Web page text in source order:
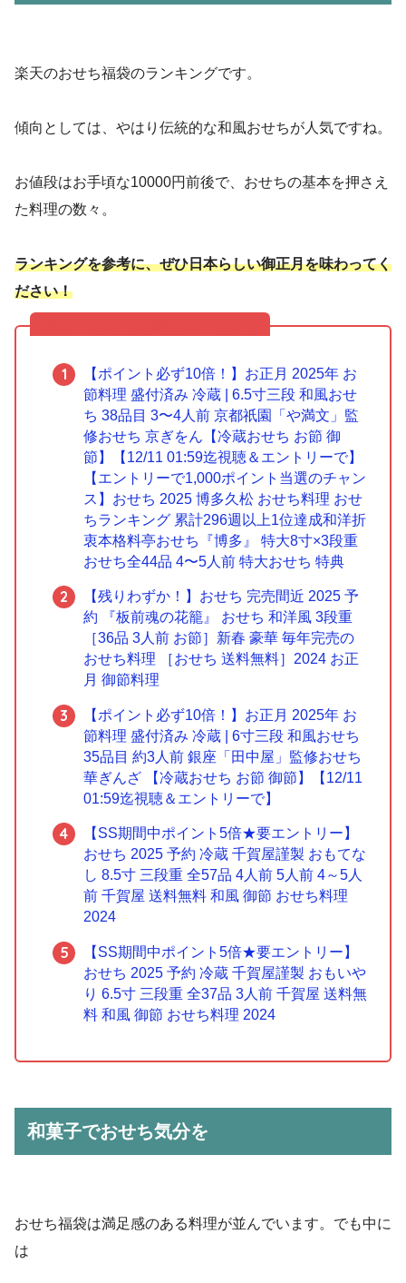
楽天のおせち福袋のランキングです。
傾向としては、やはり伝統的な和風おせちが人気ですね。
お値段はお手頃な10000円前後で、おせちの基本を押さえ
た料理の数々。
ランキングを参考に、ぜひ日本らしい御正月を味わってく
ださい！
【ポイント必ず10倍！】お正月 2025年 お
節料理 盛付済み 冷蔵 | 6.5寸三段 和風おせ
ち 38品目 3〜4人前 京都祇園「や満文」監
修おせち 京ぎをん【冷蔵おせち お節 御
節】【12/11 01:59迄視聴＆エントリーで】
【エントリーで1,000ポイント当選のチャン
ス】おせち 2025 博多久松 おせち料理 おせ
ちランキング 累計296週以上1位達成和洋折
衷本格料亭おせち『博多』 特大8寸×3段重
おせち全44品 4〜5人前 特大おせち 特典
【残りわずか！】おせち 完売間近 2025 予
約 『板前魂の花籠』 おせち 和洋風 3段重
［36品 3人前 お節］新春 豪華 毎年完売の
おせち料理 ［おせち 送料無料］2024 お正
月 御節料理
【ポイント必ず10倍！】お正月 2025年 お
節料理 盛付済み 冷蔵 | 6寸三段 和風おせち
35品目 約3人前 銀座「田中屋」監修おせち
華ぎんざ 【冷蔵おせち お節 御節】【12/11
01:59迄視聴＆エントリーで】
【SS期間中ポイント5倍★要エントリー】
おせち 2025 予約 冷蔵 千賀屋謹製 おもてな
し 8.5寸 三段重 全57品 4人前 5人前 4～5人
前 千賀屋 送料無料 和風 御節 おせち料理
2024
【SS期間中ポイント5倍★要エントリー】
おせち 2025 予約 冷蔵 千賀屋謹製 おもいや
り 6.5寸 三段重 全37品 3人前 千賀屋 送料無
料 和風 御節 おせち料理 2024
和菓子でおせち気分を
おせち福袋は満足感のある料理が並んでいます。でも中に
は